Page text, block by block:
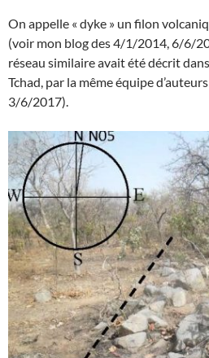
On appelle « dyke » un filon
(voir mon blog des 4/1/2014, 6/6/
réseau similaire avait été décrit
Tchad, par la même équipe
3/6/2017).